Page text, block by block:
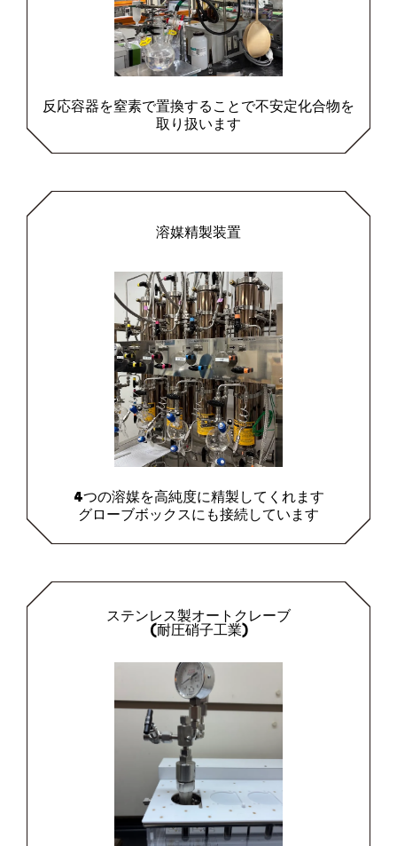
反応容器を窒素で置換することで不安定化合物を
取り扱います
溶媒精製装置
4つの溶媒を高純度に精製してくれます
グローブボックスにも接続しています
ステンレス製オートクレーブ
(耐圧硝子工業)